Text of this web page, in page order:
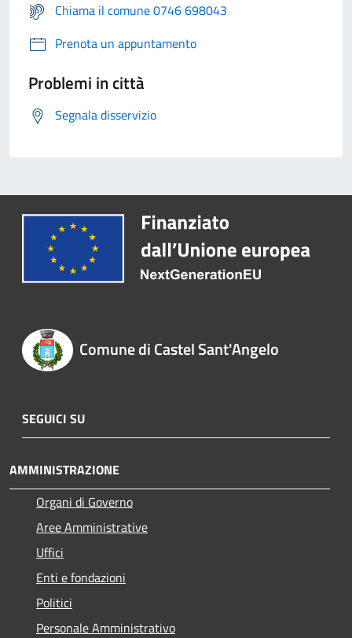
Chiama il comune 0746 698043
Prenota un appuntamento
Problemi in città
Segnala disservizio
Comune di Castel Sant'Angelo
SEGUICI SU
AMMINISTRAZIONE
Organi di Governo
Aree Amministrative
Uffici
Enti e fondazioni
Politici
Personale Amministrativo